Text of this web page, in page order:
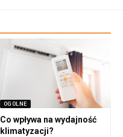
OGOLNE
Co wpływa na wydajność
klimatyzacji?